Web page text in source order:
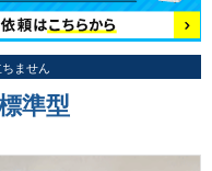
ません
準型